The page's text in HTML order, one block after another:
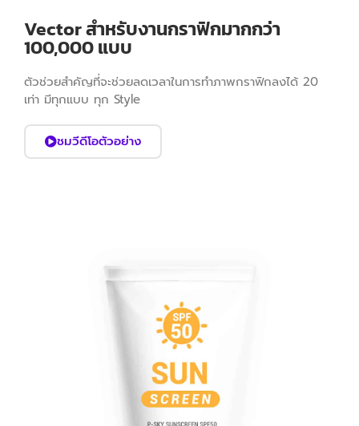
Vector สำหรับงานกราฟิกมากกว่า
100,000 แบบ
ตัวช่วยสำคัญที่จะช่วยลดเวลาในการทำภาพกราฟิกลงได้ 20
เท่า มีทุกแบบ ทุก Style
ชมวีดีโอตัวอย่าง